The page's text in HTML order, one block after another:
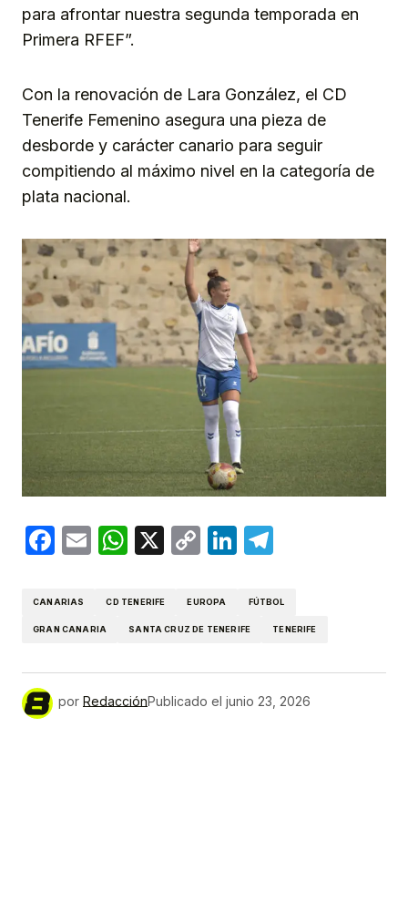
para afrontar nuestra segunda temporada en
Primera RFEF”.
Con la renovación de Lara González, el CD
Tenerife Femenino asegura una pieza de
desborde y carácter canario para seguir
compitiendo al máximo nivel en la categoría de
plata nacional.
Facebook
EmailWhatsApp
X
CopyLinkedIn
CANARIAS CD TENERIFE EUROPA FÚTBOL
GRAN CANARIA SANTA CRUZ DE TENERIFE TENERIFE
por RedacciónPublicado el junio 23, 2026